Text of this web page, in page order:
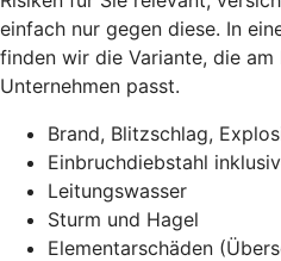
einfach nur gegen diese. In
finden wir die Variante, die am
Unternehmen passt.
Brand, Blitzschlag,
Einbruchdiebstahl
Leitungswasser
Sturm und Hagel
Elementarschäden